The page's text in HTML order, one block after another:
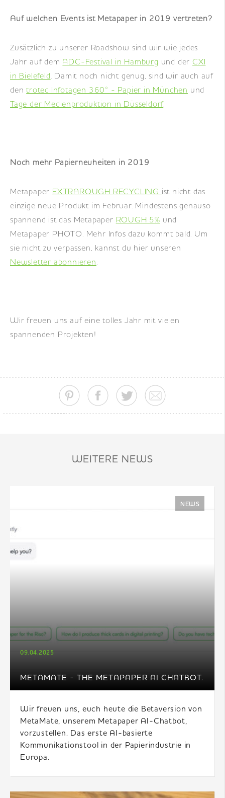
Auf welchen Events ist Metapaper in 2019 vertreten?
Zusätzlich zu unserer Roadshow sind wir wie jedes
Jahr auf dem ADC-Festival in Hamburg und derCXI
in Bielefeld. Damit noch nicht genug, sind wir auch auf
dentrotec Infotagen 360° - Papier in München und
Tage der Medienproduktion in Düsseldorf.
Noch mehr Papierneuheiten in 2019
Metapaper EXTRAROUGH RECYCLING ist nicht das
einzige neue Produkt im Februar. Mindestens genauso
spannend ist das Metapaper ROUGH 5% und
Metapaper PHOTO. Mehr Infos dazu kommt bald. Um
sie nicht zu verpassen, kannst du hier unseren
Newsletter abonnieren.
Wir freuen uns auf eine tolles Jahr mit vielen
spannenden Projekten!
WEITERE NEWS
METAMATE - THE METAPAPER AI CHATBOT.
09.04.2025
NEWS
Wir freuen uns, euch heute die Betaversion von
MetaMate, unserem Metapaper AI-Chatbot,
vorzustellen. Das erste AI-basierte
Kommunikationstool in der Papierindustrie in
Europa.